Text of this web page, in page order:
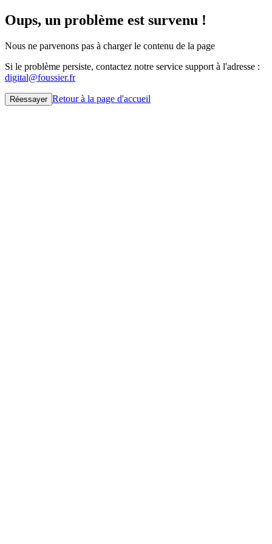
Oups, un problème est survenu !
Nous ne parvenons pas à charger le contenu de la page
Si le problème persiste, contactez notre service support à l'adresse :
digital@foussier.fr
Réessayer Retour à la page d'accueil